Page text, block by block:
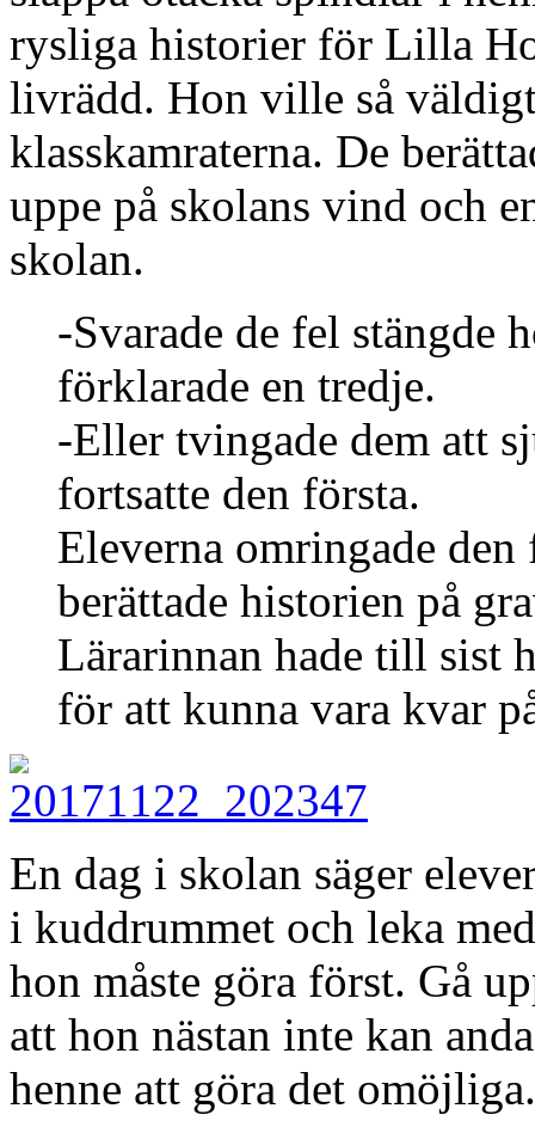
rysliga historier för Lilla
livrädd. Hon ville så
klasskamraterna. De
uppe på skolans vind och
skolan.
-Svarade de fel stängde
förklarade en tredje.
-Eller tvingade dem att
fortsatte den första.
Eleverna omringade
berättade historien på
Lärarinnan hade till sist
för att kunna vara kvar
En dag i skolan säger
i kuddrummet och leka
hon måste göra först. Gå
att hon nästan inte kan
henne att göra det omöjliga.